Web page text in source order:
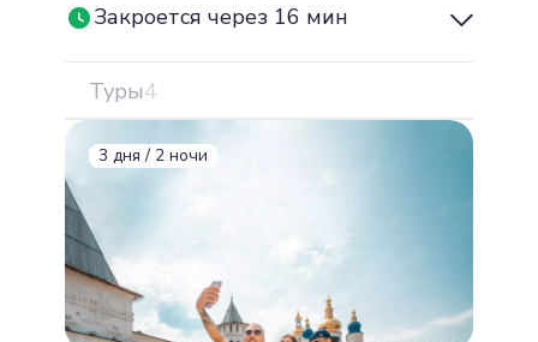
Закроется через 16 мин
Туры4
3 дня / 2 ночи